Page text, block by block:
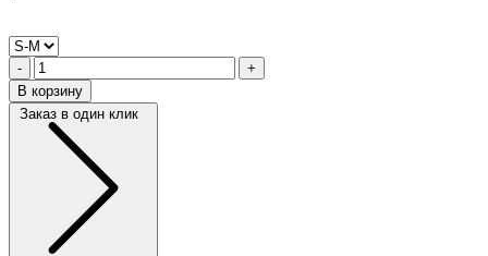
-
+
В корзину
Заказ в один клик